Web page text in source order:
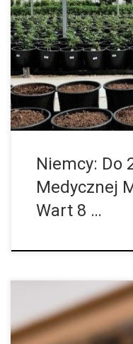
niemiecki rynek do 2028
sprzedaży medycznej
roku niemiecki rząd
marihuany, coraz więcej
tej rośliny do leczenia
roku kasy chorych
marihuanę […]
Niemcy: Do
Medycznej
Wart 8 …
Dwie firmy uzyskały
kilogramów medycznej